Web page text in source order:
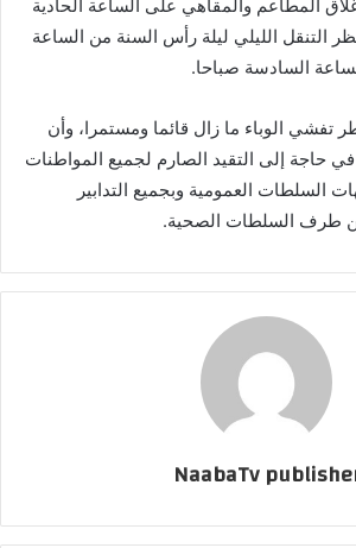
المطاعم والمقاهي على الساعة الحادية
التنقل الليلي ليلة رأس السنة من الساعة
السادسة صباحا.
تفشي الوباء ما زال قائما ومستمرا، وأن
في حاجة إلى التقيد الصارم لجميع المواطنات
السلطات العمومية وبجميع التدابير
من طرف السلطات الصحية.
NaabaTv